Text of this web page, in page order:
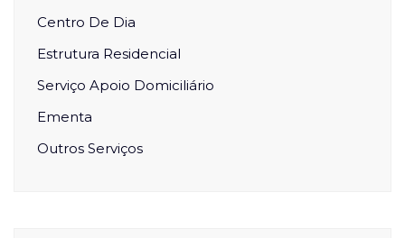
Centro De Dia
Estrutura Residencial
Serviço Apoio Domiciliário
Ementa
Outros Serviços